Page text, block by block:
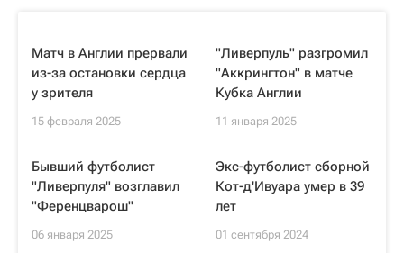
Матч в Англии прервали
из-за остановки сердца
у зрителя
15 февраля 2025
"Ливерпуль" разгромил
"Аккрингтон" в матче
Кубка Англии
11 января 2025
Бывший футболист
"Ливерпуля" возглавил
"Ференцварош"
06 января 2025
Экс-футболист сборной
Кот-д'Ивуара умер в 39
лет
01 сентября 2024